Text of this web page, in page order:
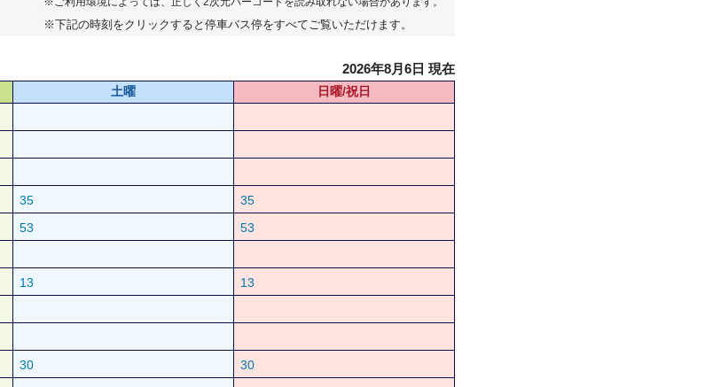
※下記の時刻をクリックすると停車バス停をすべてご覧いただけます。
2026年8月6日 現在
土曜
日曜/祝日
35
35
53
53
13
13
30
30